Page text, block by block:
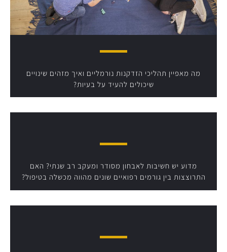
מה מאפיין תהליכי הזדקנות נורמליים ואיך מזהים שינויים
שיכולים להעיד על בעיות?
מדוע יש חשיבות לאבחון מסודר ומעקב רב שנתי? האם
התרוצצות בין גורמים רפואיים שונים מהווה מכשלה בטיפול?